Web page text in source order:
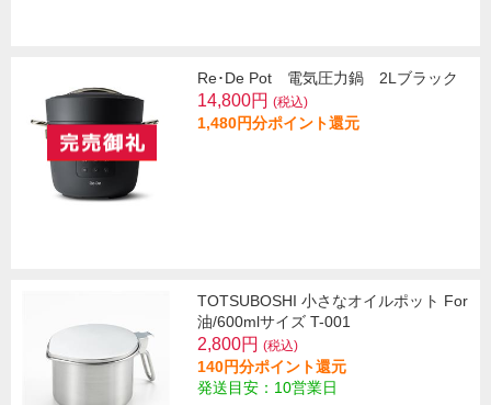
Re･De Pot 電気圧力鍋 2Lブラック
14,800円 (税込)
1,480円分ポイント還元
TOTSUBOSHI 小さなオイルポット For
油/600mlサイズ T-001
2,800円 (税込)
140円分ポイント還元
発送目安：10営業日